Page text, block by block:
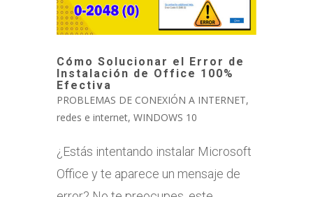
Cómo Solucionar el Error de
Instalación de Office 100%
Efectiva
PROBLEMAS DE CONEXIÓN A INTERNET,
redes e internet, WINDOWS 10
¿Estás intentando instalar Microsoft
Office y te aparece un mensaje de